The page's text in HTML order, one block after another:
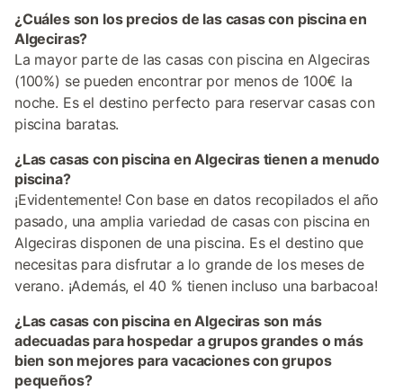
¿Cuáles son los precios de las casas con piscina en
Algeciras?
La mayor parte de las casas con piscina en Algeciras
(100%) se pueden encontrar por menos de 100€ la
noche. Es el destino perfecto para reservar casas con
piscina baratas.
¿Las casas con piscina en Algeciras tienen a menudo
piscina?
¡Evidentemente! Con base en datos recopilados el año
pasado, una amplia variedad de casas con piscina en
Algeciras disponen de una piscina. Es el destino que
necesitas para disfrutar a lo grande de los meses de
verano. ¡Además, el 40 % tienen incluso una barbacoa!
¿Las casas con piscina en Algeciras son más
adecuadas para hospedar a grupos grandes o más
bien son mejores para vacaciones con grupos
pequeños?